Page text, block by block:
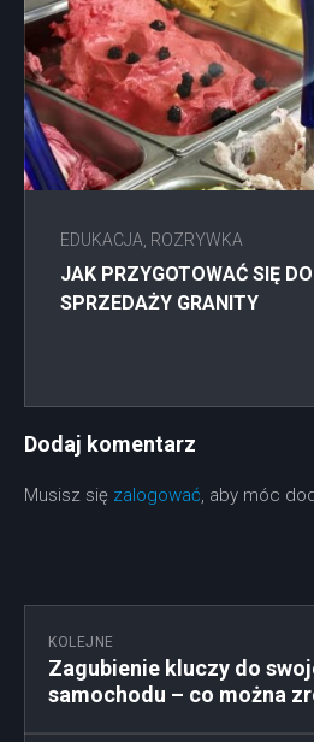
EDUKACJA, ROZRYWKA
JAK PRZYGOTOWAĆ SIĘ
SPRZEDAŻY GRANITY
Dodaj komentarz
Musisz się zalogować, aby móc
KOLEJNE
Zagubienie kluczy do
samochodu – co można